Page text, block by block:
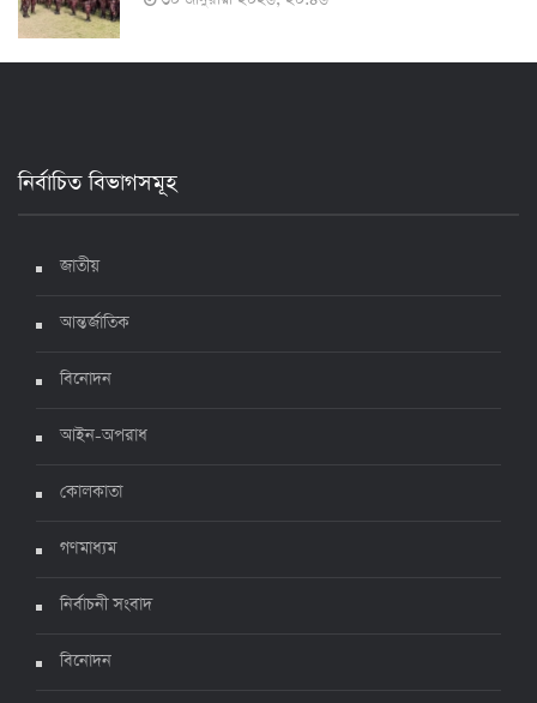
ঊর্ধ্বগতিতে সংক্রমণ, স্বাস্থ্যবিধিতে উদাসীনতা
নির্বাচিত বিভাগসমূহ
জাতীয়
আন্তর্জাতিক
বিনোদন
আইন-অপরাধ
কোলকাতা
গণমাধ্যম
নির্বাচনী সংবাদ
বিনোদন